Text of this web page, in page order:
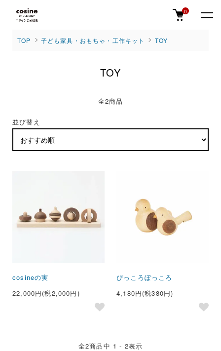
0
TOP 子ども家具・おもちゃ・工作キット TOY
TOY
全2商品
並び替え
cosineの実
22,000円(税2,000円)
ぴっころぽっころ
4,180円(税380円)
全2商品中 1 - 2表示